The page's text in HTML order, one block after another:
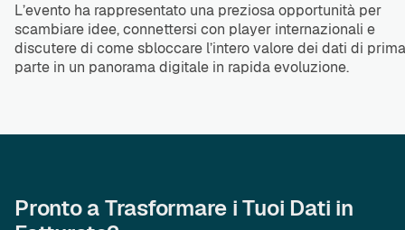
L’evento ha rappresentato una preziosa opportunità per
scambiare idee, connettersi con player internazionali e
discutere di come sbloccare l’intero valore dei dati di prima
parte in un panorama digitale in rapida evoluzione.
Pronto a Trasformare i Tuoi Dati in